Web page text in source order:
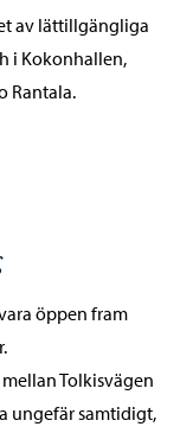
av lättillgängliga
i Kokonhallen,
Rantala.
öppen fram
Tolkisvägen
ungefär samtidigt,